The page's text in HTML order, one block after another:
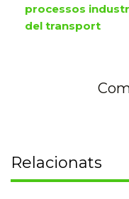
processos
del transport
Relacionats